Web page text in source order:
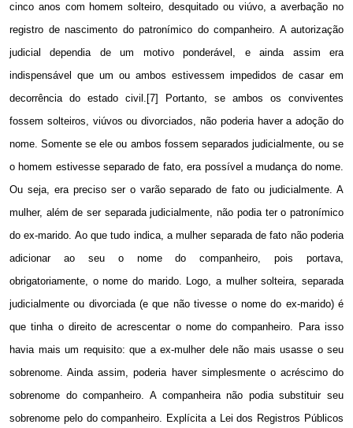
cinco anos com homem solteiro, desquitado ou viúvo, a averbação no
registro de nascimento do patronímico do companheiro. A autorização
judicial dependia de um motivo ponderável, e ainda assim era
indispensável que um ou ambos estivessem impedidos de casar em
decorrência do estado civil.[7] Portanto, se ambos os conviventes
fossem solteiros, viúvos ou divorciados, não poderia haver a adoção do
nome. Somente se ele ou ambos fossem separados judicialmente, ou se
o homem estivesse separado de fato, era possível a mudança do nome.
Ou seja, era preciso ser o varão separado de fato ou judicialmente. A
mulher, além de ser separada judicialmente, não podia ter o patronímico
do ex-marido. Ao que tudo indica, a mulher separada de fato não poderia
adicionar ao seu o nome do companheiro, pois portava,
obrigatoriamente, o nome do marido. Logo, a mulher solteira, separada
judicialmente ou divorciada (e que não tivesse o nome do ex-marido) é
que tinha o direito de acrescentar o nome do companheiro. Para isso
havia mais um requisito: que a ex-mulher dele não mais usasse o seu
sobrenome. Ainda assim, poderia haver simplesmente o acréscimo do
sobrenome do companheiro. A companheira não podia substituir seu
sobrenome pelo do companheiro. Explícita a Lei dos Registros Públicos